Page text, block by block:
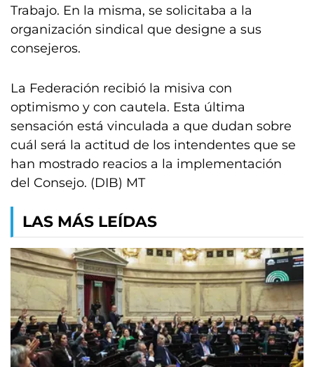
Trabajo. En la misma, se solicitaba a la
organización sindical que designe a sus
consejeros.
La Federación recibió la misiva con
optimismo y con cautela. Esta última
sensación está vinculada a que dudan sobre
cuál será la actitud de los intendentes que se
han mostrado reacios a la implementación
del Consejo. (DIB) MT
LAS MÁS LEÍDAS